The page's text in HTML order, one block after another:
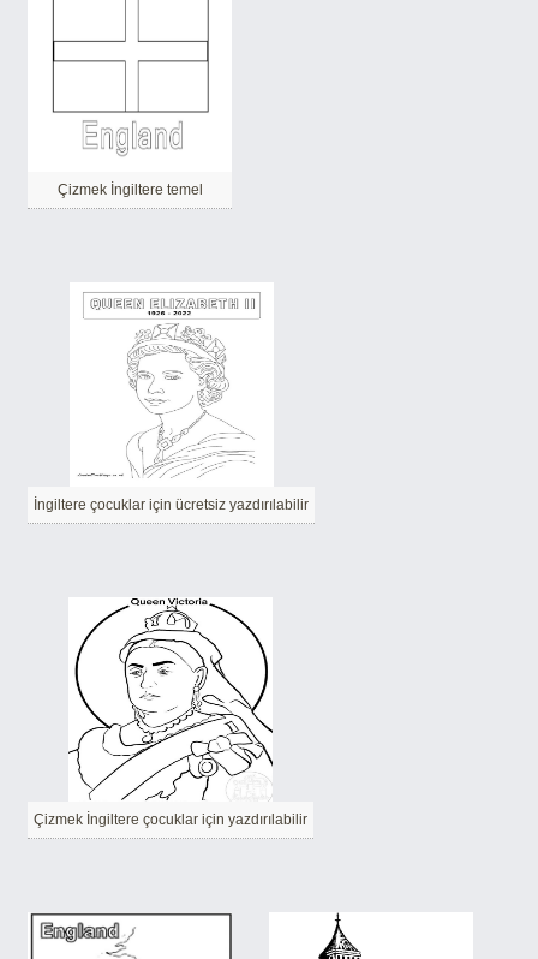
Çizmek İngiltere temel
İngiltere çocuklar için ücretsiz yazdırılabilir
Çizmek İngiltere çocuklar için yazdırılabilir